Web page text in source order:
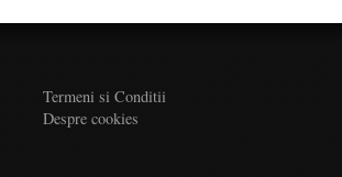
Termeni si Conditii
Despre cookies